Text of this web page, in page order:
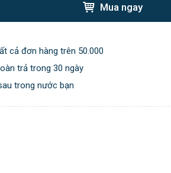
Mua ngay
cả đơn hàng trên 50.000
trả trong 30 ngày
trong nước bạn